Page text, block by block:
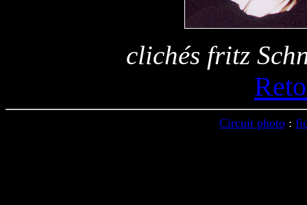
clichés fritz
Circuit photo: